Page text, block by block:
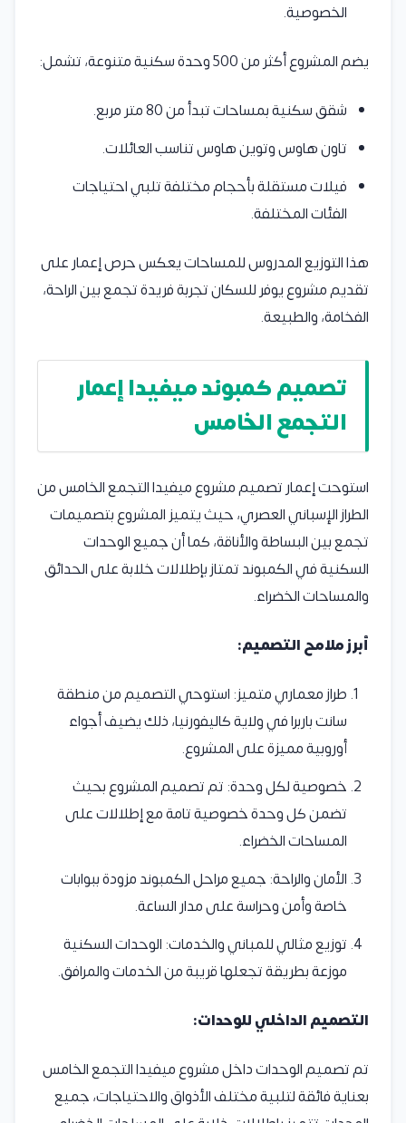
الخصوصية.
يضم المشروع أكثر من 500 وحدة سكنية متنوعة، تشمل:
شقق سكنية بمساحات تبدأ من 80 متر مربع.
تاون هاوس وتوين هاوس تناسب العائلات.
فيلات مستقلة بأحجام مختلفة تلبي احتياجات
الفئات المختلفة.
هذا التوزيع المدروس للمساحات يعكس حرص إعمار على
تقديم مشروع يوفر للسكان تجربة فريدة تجمع بين الراحة،
الفخامة، والطبيعة.
تصميم كمبوند ميفيداإعمار
التجمع الخامس
استوحت إعمار تصميم مشروع ميفيدا التجمع الخامس من
الطراز الإسباني العصري، حيث يتميز المشروع بتصميمات
تجمع بين البساطة والأناقة، كما أن جميع الوحدات
السكنية في الكمبوند تمتاز بإطلالات خلابة على الحدائق
والمساحات الخضراء.
أبرز ملامح التصميم:
طراز معماري متميز: استوحي التصميم من منطقة
سانت باربرا في ولاية كاليفورنيا، ذلك يضيف أجواء
أوروبية مميزة على المشروع.
خصوصية لكل وحدة: تم تصميم المشروع بحيث
تضمن كل وحدة خصوصية تامة مع إطلالات على
المساحات الخضراء.
الأمان والراحة: جميع مراحل الكمبوند مزودة ببوابات
خاصة وأمن وحراسة على مدار الساعة.
توزيع مثالي للمباني والخدمات: الوحدات السكنية
موزعة بطريقة تجعلها قريبة من الخدمات والمرافق.
التصميم الداخلي للوحدات:
تم تصميم الوحدات داخل مشروع ميفيدا التجمع الخامس
بعناية فائقة لتلبية مختلف الأذواق والاحتياجات، جميع